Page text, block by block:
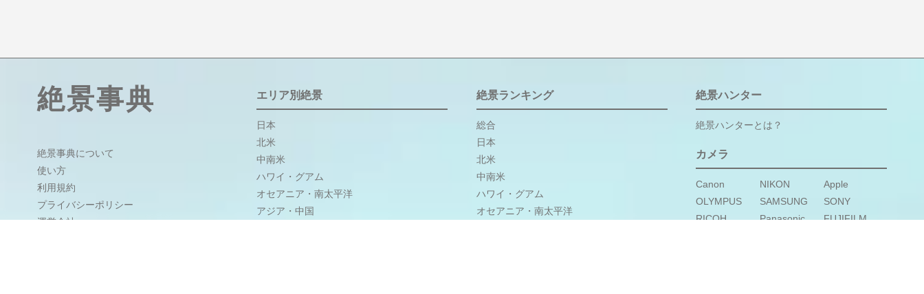
絶景事典
絶景事典について
使い方
利用規約
プライバシーポリシー
運営会社
エリア別絶景
日本
北米
中南米
ハワイ・グアム
オセアニア・南太平洋
アジア・中国
絶景ランキング
総合
日本
北米
中南米
ハワイ・グアム
オセアニア・南太平洋
絶景ハンター
絶景ハンターとは？
カメラ
Canon NIKON
Apple
OLYMPUS
SAMSUNG
SONY
RICOH
Panasonic
FUJIFILM